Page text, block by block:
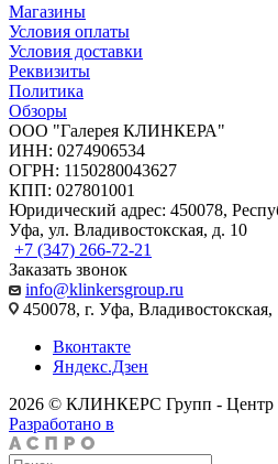
Магазины
Условия оплаты
Условия доставки
Реквизиты
Политика
Обзоры
ООО "Галерея КЛИНКЕРА"
ИНН: 0274906534
ОГРН: 1150280043627
КПП: 027801001
Юридический адрес: 450078,
Уфа, ул. Владивостокская, д. 10
+7 (347) 266-72-21
Заказать звонок
info@klinkersgroup.ru
450078, г. Уфа,
Вконтакте
Яндекс.Дзен
2026 © КЛИНКЕРС Групп - Центр
Разработано в